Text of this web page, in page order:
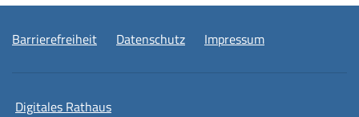
Barrierefreiheit Datenschutz Impressum
Digitales Rathaus